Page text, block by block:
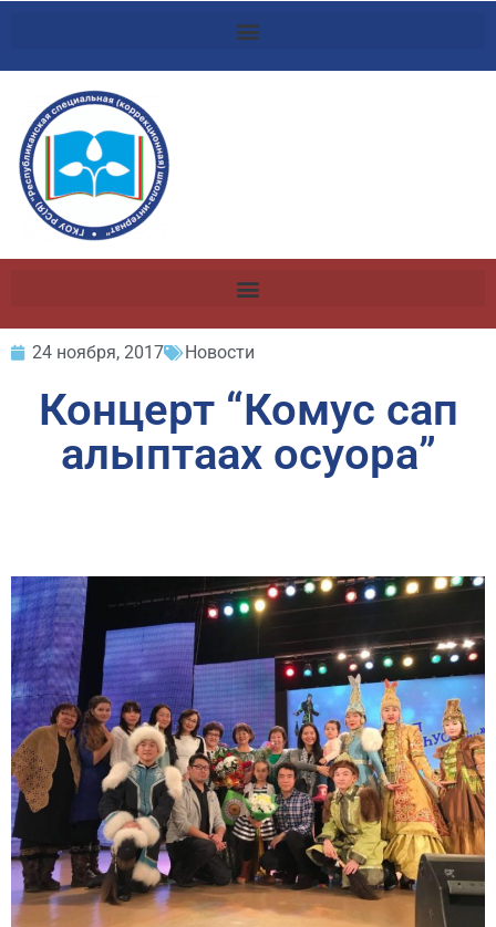
24 ноября, 2017 Новости
Концерт “Комус сап
алыптаах осуора”